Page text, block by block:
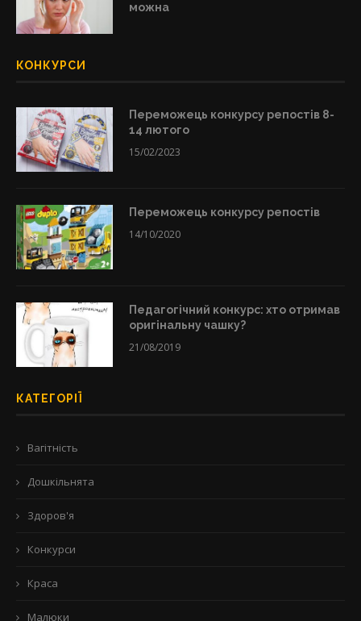
можна
КОНКУРСИ
Переможець конкурсу репостів 8-
14 лютого
15/02/2023
Переможець конкурсу репостів
14/10/2020
Педагогічний конкурс: хто отримав
оригінальну чашку?
21/08/2019
КАТЕГОРІЇ
Вагітність
Дошкільнята
Здоров'я
Конкурси
Краса
Малюки